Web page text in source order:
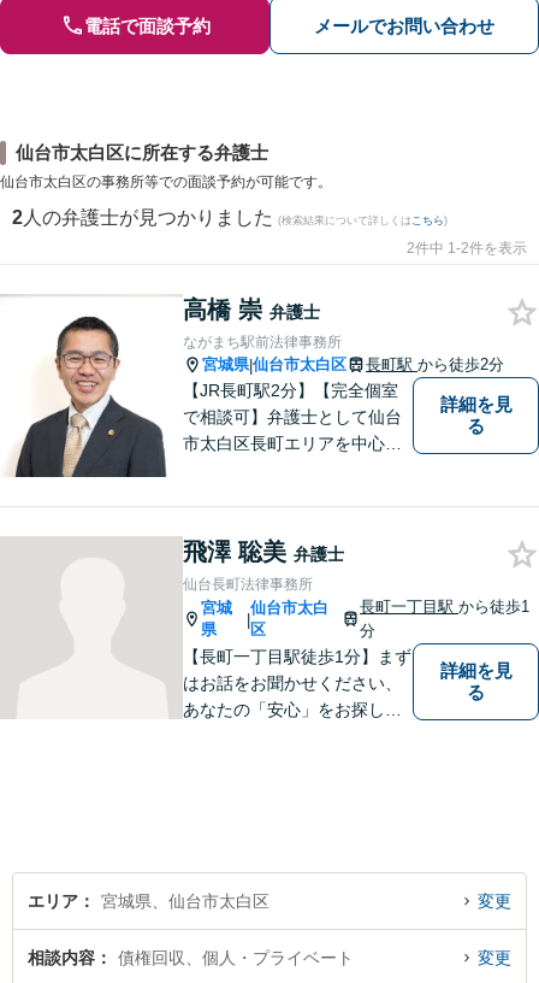
電話で面談予約 メールでお問い合わせ
仙台市太白区に所在する弁護士
仙台市太白区の事務所等での面談予約が可能です。
2 人の弁護士が見つかりました (検索結果について詳しくは こちら)
2件中 1-2件を表示
高橋 崇 弁護士
ながまち駅前法律事務所
宮城県|仙台市太白区 長町駅 から徒歩2分
【JR長町駅2分】【完全個室
で相談可】弁護士として仙台
市太白区長町エリアを中心
いただきます。 親身になって
お話を聴かせていただきます
ので、お気軽にご相談くださ
い。
詳細を見
る
飛澤 聡美 弁護士
仙台長町法律事務所
宮城
県
|
仙台市太白
区
長町一丁目駅から徒歩1
分
【長町一丁目駅徒歩1分】まず
はお話をお聞かせください、
あなたの「安心」をお探しし
ださい。
詳細を見
る
エリア 宮城県、仙台市太白区 変更
相談内容 債権回収、個人・プライベート 変更